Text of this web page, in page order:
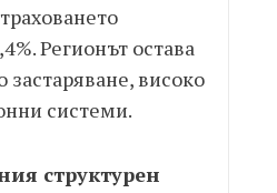
Регионът остава
високо
системи.
структурен